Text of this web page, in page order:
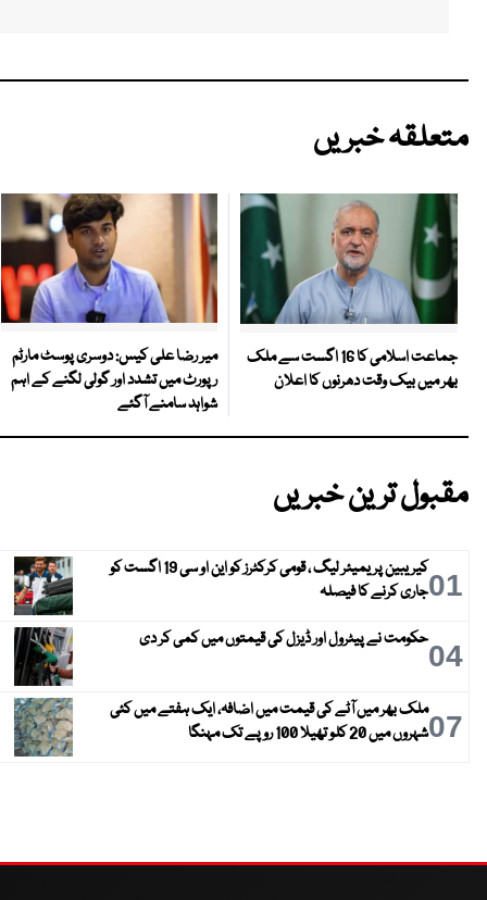
متعلقہ خبریں
جماعت اسلامی کا 16 اگست سے ملک
بھر میں بیک وقت دھرنوں کا اعلان
میر رضا علی کیس: دوسری پوسٹ مارٹم
رپورٹ میں تشدد اور گولی لگنے کے اہم
شواہد سامنے آگئے
مقبول ترین خبریں
01
کیریبین پریمیئر لیگ ، قومی کرکٹرز کو این او سی 19 اگست کو
جاری کرنے کا فیصلہ
04حکومت نے پیٹرول اور ڈیزل کی قیمتوں میں کمی کر دی
07ملک بھر میں آٹے کی قیمت میں اضافہ، ایک ہفتے میں کئی
شہروں میں 20 کلو تھیلا 100 روپے تک مہنگا